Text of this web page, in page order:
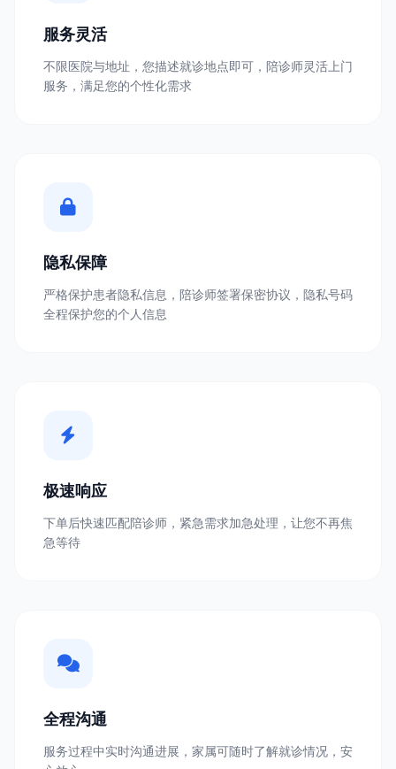
服务灵活
不限医院与地址，您描述就诊地点即可，陪诊师灵活上门
服务，满足您的个性化需求
隐私保障
严格保护患者隐私信息，陪诊师签署保密协议，隐私号码
全程保护您的个人信息
极速响应
下单后快速匹配陪诊师，紧急需求加急处理，让您不再焦
急等待
全程沟通
服务过程中实时沟通进展，家属可随时了解就诊情况，安